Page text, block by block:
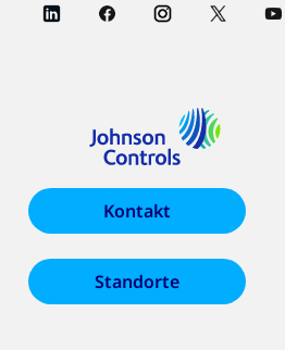
Kontakt
Standorte